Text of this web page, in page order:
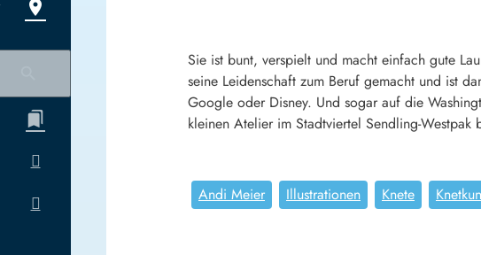
Sie ist bunt, verspielt und macht einfach gute
seine Leidenschaft zum Beruf gemacht und ist
Google oder Disney. Und sogar auf die
kleinen Atelier im Stadtviertel Sendling-Westpak
Andi Meier Illustrationen Knete